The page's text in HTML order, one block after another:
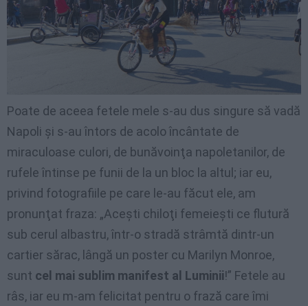
Poate de aceea fetele mele s-au dus singure să vadă
Napoli şi s-au întors de acolo încântate de
miraculoase culori, de bunăvoinţa napoletanilor, de
rufele întinse pe funii de la un bloc la altul; iar eu,
privind fotografiile pe care le-au făcut ele, am
pronunţat fraza: „Aceşti chiloţi femeieşti ce flutură
sub cerul albastru, într-o stradă strâmtă dintr-un
cartier sărac, lângă un poster cu Marilyn Monroe,
sunt cel mai sublim manifest al Luminii!” Fetele au
râs, iar eu m-am felicitat pentru o frază care îmi